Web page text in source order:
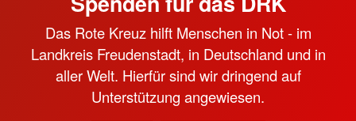
Das Rote Kreuz hilft Menschen in Not - im
Landkreis Freudenstadt, in Deutschland und in
aller Welt. Hierfür sind wir dringend auf
Unterstützung angewiesen.